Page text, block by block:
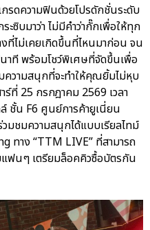
รดความฟินด้วยโปรดักชั่นระดับ
ซิบมาว่า ไม่มีคำว่ากั๊กเพื่อให้ทุก
ที่ไม่เคยเกิดขึ้นที่ไหนมาก่อน จน
าที พร้อมโชว์พิเศษที่จัดขึ้นเพื่อ
ความสนุกที่จะทำให้คุณยิ้มไม่หุบ
ที่ 25 กรกฎาคม 2569 เวลา
ชั้น F6 ศูนย์การค้ายูเนี่ยน
มชมความสนุกได้แบบเรียลไทม์
ทาง “TTM LIVE” ที่สามารถ
ฟนๆ เตรียมล็อคคิวซื้อบัตรกัน